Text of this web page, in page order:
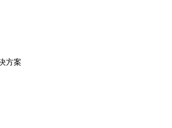
方案